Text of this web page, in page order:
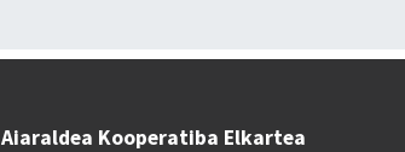
Aiaraldea Kooperatiba Elkartea